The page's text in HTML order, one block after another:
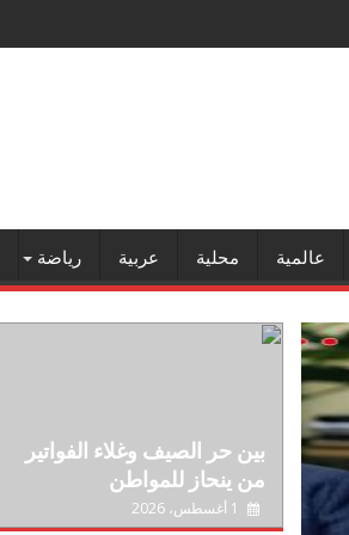
عالمية محلية عربية رياضة
بين حر الصيف وغلاء الفواتير
من ينحاز للمواطن